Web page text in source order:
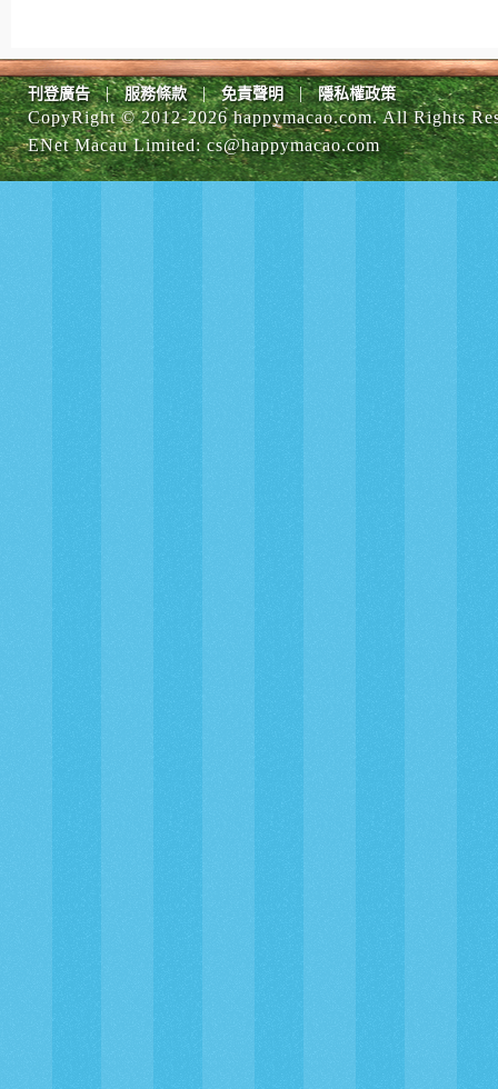
刊登廣告 | 服務條款 | 免責聲明 | 隱私權政策
CopyRight © 2012-2026 happymacao.com. All Rights
ENet Macau Limited:cs@happymacao.com